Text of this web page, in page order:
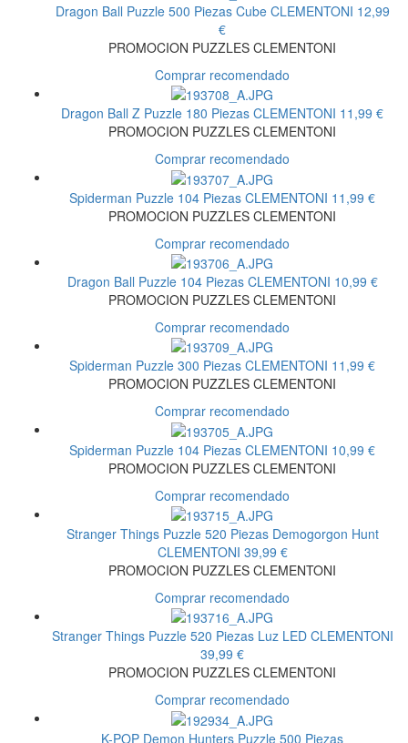
Dragon Ball Puzzle 500 Piezas Cube CLEMENTONI 12,99
€
PROMOCION PUZZLES CLEMENTONI
Comprar recomendado
Dragon Ball Z Puzzle 180 Piezas CLEMENTONI 11,99 €
PROMOCION PUZZLES CLEMENTONI
Comprar recomendado
Spiderman Puzzle 104 Piezas CLEMENTONI 11,99 €
PROMOCION PUZZLES CLEMENTONI
Comprar recomendado
Dragon Ball Puzzle 104 Piezas CLEMENTONI 10,99 €
PROMOCION PUZZLES CLEMENTONI
Comprar recomendado
Spiderman Puzzle 300 Piezas CLEMENTONI 11,99 €
PROMOCION PUZZLES CLEMENTONI
Comprar recomendado
Spiderman Puzzle 104 Piezas CLEMENTONI 10,99 €
PROMOCION PUZZLES CLEMENTONI
Comprar recomendado
Stranger Things Puzzle 520 Piezas Demogorgon Hunt
CLEMENTONI 39,99 €
PROMOCION PUZZLES CLEMENTONI
Comprar recomendado
Stranger Things Puzzle 520 Piezas Luz LED CLEMENTONI
39,99 €
PROMOCION PUZZLES CLEMENTONI
Comprar recomendado
K-POP Demon Hunters Puzzle 500 Piezas